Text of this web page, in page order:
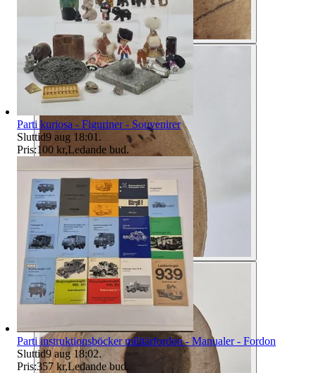
Parti kuriosa - Figuriner - Souvenirer
Sluttid9 aug 18:01 .
Pris:100 kr,Ledande bud.
Parti instruktionsböcker militärfordon - Manualer - Fordon
Sluttid9 aug 18:02.
Pris:357 kr,Ledande bud.